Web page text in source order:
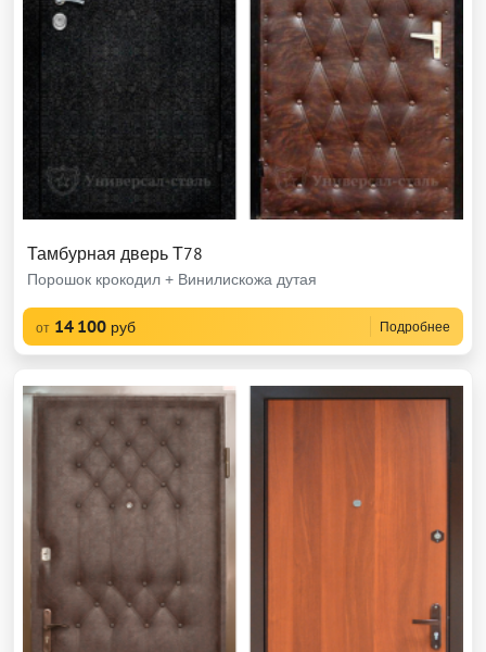
Тамбурная дверь Т78
Порошок крокодил + Винилискожа дутая
от 14 100 руб Подробнее